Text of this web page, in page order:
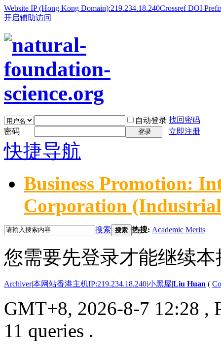
Website IP (Hong Kong Domain):219.234.18.240Crossref DOI
开启辅助访问
自动登录 找回密码
密码
登录 立即注册
快捷导航
Business Promotion:
Corporation
搜索 搜索 热搜: Academic Merits
您需要先登录才能继续本
Archiver|本网站香港主机IP:219.234.18.240|小黑屋|Liu Huan (
GMT+8, 2026-8-7 12:28 ,
11 queries .